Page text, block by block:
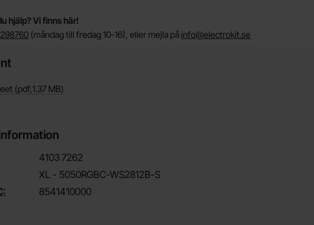
hjälp? Vi finns här!
(måndag till fredag 10-16), eller mejla på info@electrokit.se
(pdf,1.37 MB)
4103 7262
XL - 5050RGBC-WS2812B-S
8541410000